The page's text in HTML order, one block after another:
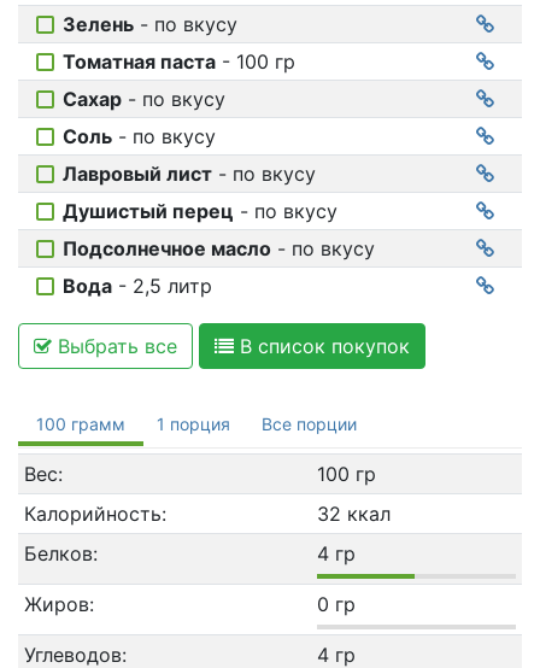
Зелень - по вкусу
Томатная паста - 100 гр
Сахар - по вкусу
Соль - по вкусу
Лавровый лист - по вкусу
Душистый перец - по вкусу
Подсолнечное масло - по вкусу
Вода - 2,5 литр
Выбрать все В список покупок
100 грамм 1 порция Все порции
Вес:
100 гр
Калорийность:
32 ккал
Белков:
4 гр
Жиров: 0 гр
Углеводов: 4 гр